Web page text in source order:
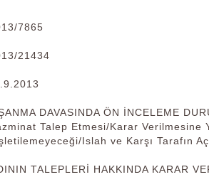
7865
21434
DAVASINDA ÖN İNCELEME
Talep Etmesi/Karar Verilmesine
Islah ve Karşı Tarafın
TALEPLERİ HAKKINDA KARAR